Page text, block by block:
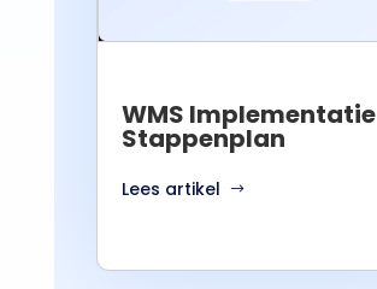
WMS Implementatie
Stappenplan
Lees artikel